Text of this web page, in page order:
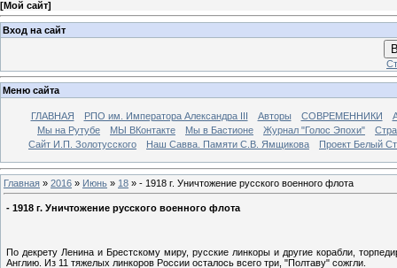
[Мой сайт]
Вход на сайт
Меню сайта
ГЛАВНАЯ РПО им. Императора Александра III Авторы СОВРЕМЕННИКИ
Мы на Рутубе
МЫ ВКонтакте Мы в Бастионе Журнал "Голос Эпохи"
Сайт И.П. Золотусского
Наш Савва. Памяти С.В. Ямщикова Проект Белый
Главная » 2016 » Июнь » 18 » - 1918 г. Уничтожение русского военного флота
- 1918 г. Уничтожение русского военного флота
По декрету Ленина и Брестскому миру, русские линкоры и другие корабли,
Англию. Из 11 тяжелых линкоров России осталось всего три, "Полтаву" сожгли.